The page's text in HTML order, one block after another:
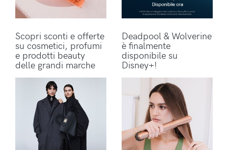
Scopri sconti e offerte
su cosmetici, profumi
e prodotti beauty
delle grandi marche
Deadpool & Wolverine
è finalmente
disponibile su
Disney+!